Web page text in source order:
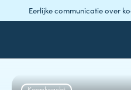
Eerlijke communicatie over